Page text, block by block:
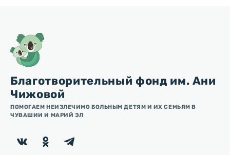
Благотворительный фонд им. Ани
Чижовой
ПОМОГАЕМ НЕИЗЛЕЧИМО БОЛЬНЫМ ДЕТЯМ И ИХ СЕМЬЯМ В
ЧУВАШИИ И МАРИЙ ЭЛ